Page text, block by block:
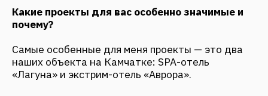
перерождения этого объекта, который до сих
пор продолжается. Мы продолжаем его
совершенствовать, каждый год проект обретает
раньше — и он живет и развивается.
Наш второй объект на Камчатке — экстрим-
отель «Аврора» — особенный тем, что проектные